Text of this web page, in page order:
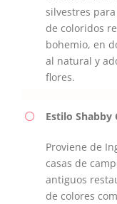
silvestres
de coloridos
bohemio, en
al natural y
flores.
Estilo Shabby
Proviene de
casas de
antiguos
de colores